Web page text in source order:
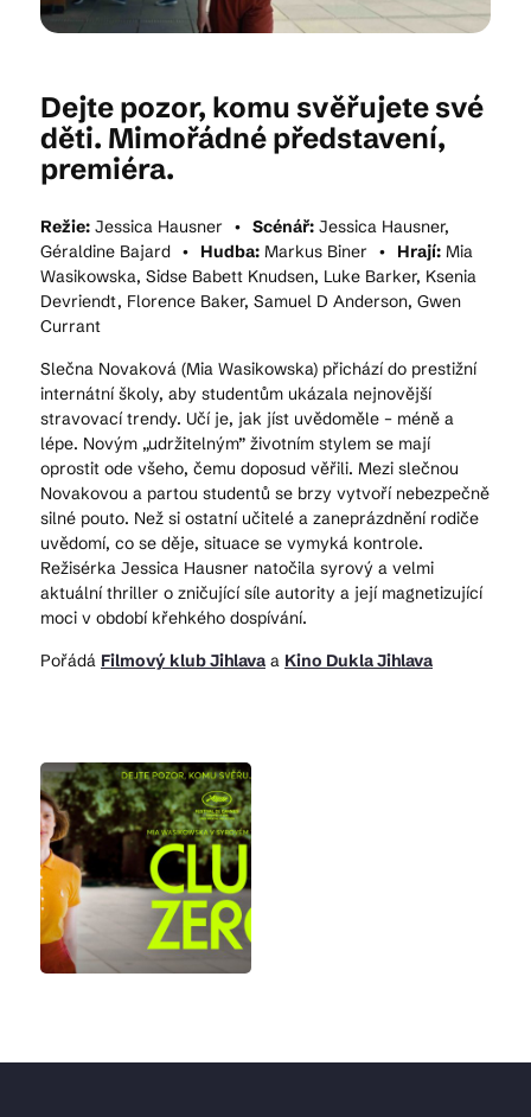
CS EN DE
© 2026 Brána Jihlavy
Dejte pozor, komu svěřujete své
děti. Mimořádné představení,
premiéra.
Režie: Jessica Hausner • Scénář: Jessica Hausner,
Géraldine Bajard • Hudba: Markus Biner • Hrají: Mia
Wasikowska, Sidse Babett Knudsen, Luke Barker, Ksenia
Devriendt, Florence Baker, Samuel D Anderson, Gwen
Currant
Slečna Novaková (Mia Wasikowska) přichází do prestižní
internátní školy, aby studentům ukázala nejnovější
stravovací trendy. Učí je, jak jíst uvědoměle – méně a
lépe. Novým „udržitelným” životním stylem se mají
oprostit ode všeho, čemu doposud věřili. Mezi slečnou
Novakovou a partou studentů se brzy vytvoří nebezpečně
silné pouto. Než si ostatní učitelé a zaneprázdnění rodiče
uvědomí, co se děje, situace se vymyká kontrole.
Režisérka Jessica Hausner natočila syrový a velmi
aktuální thriller o zničující síle autority a její magnetizující
moci v období křehkého dospívání.
Pořádá Filmový klub Jihlava a Kino Dukla Jihlava